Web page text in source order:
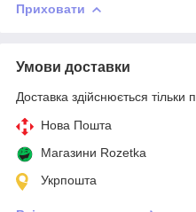
Приховати
Умови доставки
Доставка здійснюється тільки
Нова Пошта
Магазини Rozetka
Укрпошта